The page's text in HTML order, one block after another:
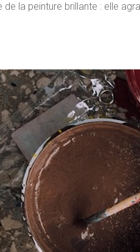
la peinture brillante : elle